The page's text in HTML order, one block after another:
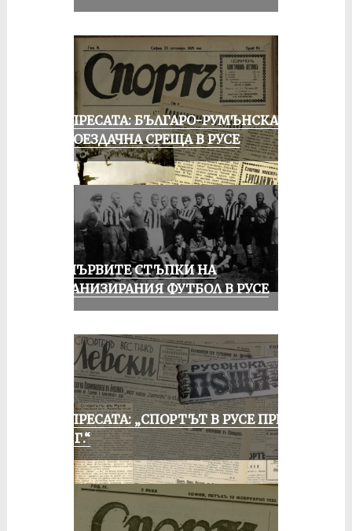
ОТ ПРЕСАТА: БЪЛГАРО-РУМЪНСКА
КОЛОЕЗДАЧНА СРЕЩА В РУСЕ
ЗА ПЪРВИТЕ СТЪПКИ НА
ОРГАНИЗИРАНИЯ ФУТБОЛ В РУСЕ
ОТ ПРЕСАТА: „СПОРТЪТ В РУСЕ ПРЕЗ
1935 Г.“